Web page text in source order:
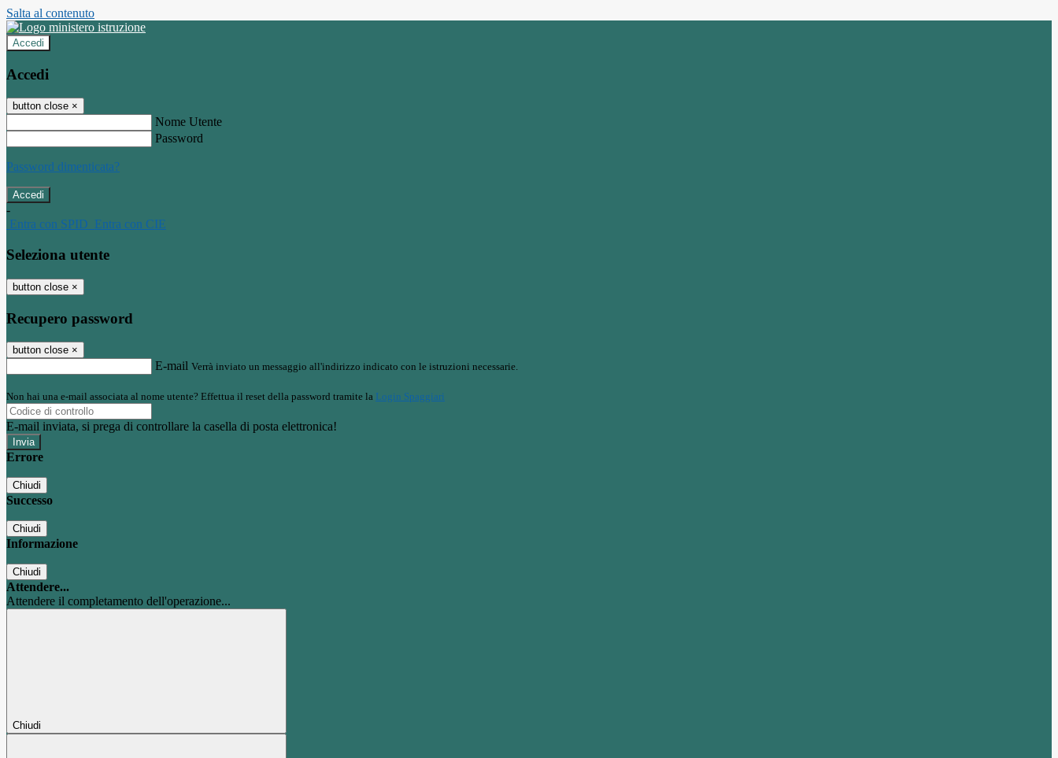
Salta al contenuto
Accedi
Accedi
button close ×
Nome Utente
Password
Password dimenticata?
-
Entra con SPID Entra con CIE
Seleziona utente
button close ×
Recupero password
button close ×
E-mail Verrà inviato un messaggio all'indirizzo indicato con le istruzioni necessarie.
Non hai una e-mail associata al nome utente? Effettua il reset della password tramite la Login Spaggiari
E-mail inviata, si prega di controllare la casella di posta elettronica!
Errore
Chiudi
Successo
Chiudi
Informazione
Chiudi
Attendere...
Attendere il completamento dell'operazione...
Chiudi